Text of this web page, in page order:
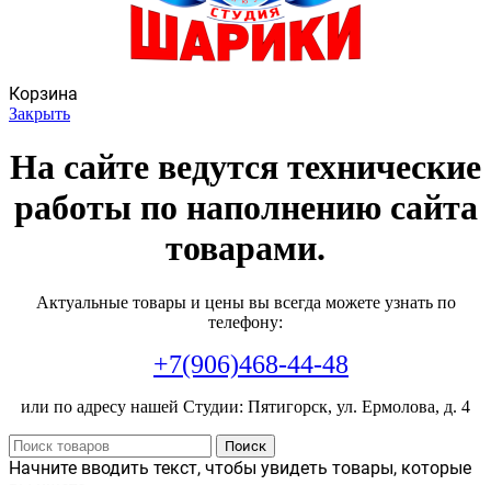
Корзина
Закрыть
На сайте ведутся технические
работы по наполнению сайта
товарами.
Актуальные товары и цены вы всегда можете узнать по
телефону:
+7(906)468-44-48
или по адресу нашей Студии: Пятигорск, ул. Ермолова, д. 4
Поиск
Начните вводить текст, чтобы увидеть товары, которые